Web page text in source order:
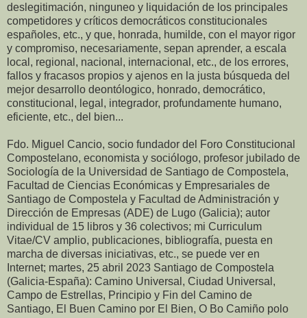
deslegitimación, ninguneo y liquidación de los principales
competidores y críticos democráticos constitucionales
españoles, etc., y que, honrada, humilde, con el mayor rigor
y compromiso, necesariamente, sepan aprender, a escala
local, regional, nacional, internacional, etc., de los errores,
fallos y fracasos propios y ajenos en la justa búsqueda del
mejor desarrollo deontólogico, honrado, democrático,
constitucional, legal, integrador, profundamente humano,
eficiente, etc., del bien...
Fdo. Miguel Cancio, socio fundador del Foro Constitucional
Compostelano, economista y sociólogo, profesor jubilado de
Sociología de la Universidad de Santiago de Compostela,
Facultad de Ciencias Económicas y Empresariales de
Santiago de Compostela y Facultad de Administración y
Dirección de Empresas (ADE) de Lugo (Galicia); autor
individual de 15 libros y 36 colectivos; mi Curriculum
Vitae/CV amplio, publicaciones, bibliografía, puesta en
marcha de diversas iniciativas, etc., se puede ver en
Internet; martes, 25 abril 2023 Santiago de Compostela
(Galicia-España): Camino Universal, Ciudad Universal,
Campo de Estrellas, Principio y Fin del Camino de
Santiago, El Buen Camino por El Bien, O Bo Camiño polo